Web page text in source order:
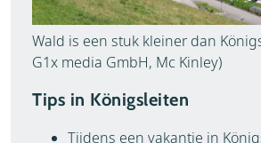
Wald is een stuk kleiner dan
G1x media GmbH, Mc Kinley)
Tips in Königsleiten
Tijdens een vakantie in